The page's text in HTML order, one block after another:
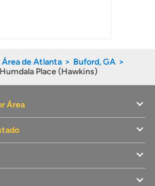
Área de Atlanta
Buford, GA
Place (Hawkins)
Área